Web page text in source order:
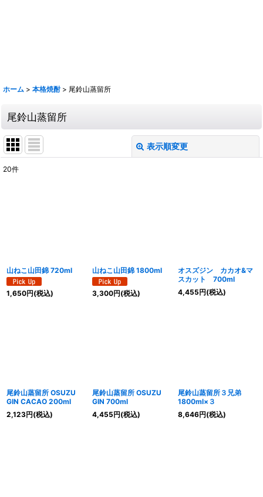
ホーム > 本格焼酎 > 尾鈴山蒸留所
尾鈴山蒸留所
表示順変更
20件
山ねこ山田錦 720ml
1,650円(税込)
山ねこ山田錦 1800ml
3,300円(税込)
オスズジン カカオ&マ
スカット 700ml
4,455円(税込)
尾鈴山蒸留所 OSUZU
GIN CACAO 200ml
2,123円(税込)
尾鈴山蒸留所 OSUZU
GIN 700ml
4,455円(税込)
尾鈴山蒸留所３兄弟
1800ml×３
8,646円(税込)